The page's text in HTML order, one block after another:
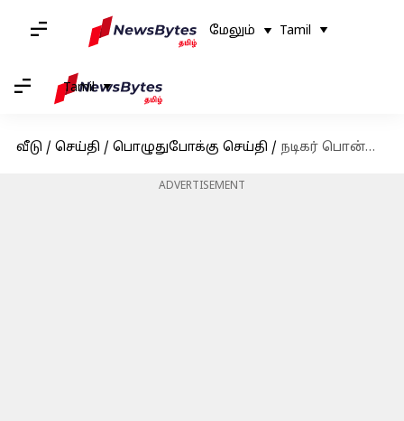
மேலும் Tamil
Tamil
வீடு / செய்தி / பொழுதுபோக்கு செய்தி / நடிகர் பொன்னம்பலத்தின் மருத்துவ செலவுகளை ஏற்ற நடிகர் சிரஞ்சீவி
ADVERTISEMENT